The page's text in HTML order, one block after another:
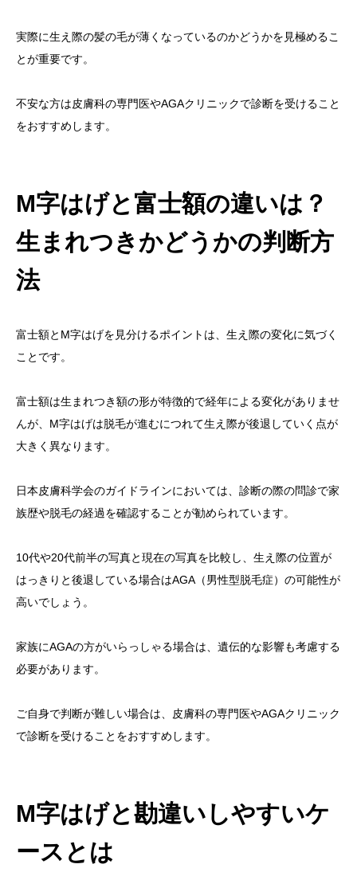
実際に生え際の髪の毛が薄くなっているのかどうかを見極めるこ
とが重要です。
不安な方は皮膚科の専門医やAGAクリニックで診断を受けること
をおすすめします。
M字はげと富士額の違いは？
生まれつきかどうかの判断方
法
富士額とM字はげを見分けるポイントは、生え際の変化に気づく
ことです。
富士額は生まれつき額の形が特徴的で経年による変化がありませ
んが、M字はげは脱毛が進むにつれて生え際が後退していく点が
大きく異なります。
日本皮膚科学会のガイドラインにおいては、診断の際の問診で家
族歴や脱毛の経過を確認することが勧められています。
10代や20代前半の写真と現在の写真を比較し、生え際の位置が
はっきりと後退している場合はAGA（男性型脱毛症）の可能性が
高いでしょう。
家族にAGAの方がいらっしゃる場合は、遺伝的な影響も考慮する
必要があります。
ご自身で判断が難しい場合は、皮膚科の専門医やAGAクリニック
で診断を受けることをおすすめします。
M字はげと勘違いしやすいケ
ースとは